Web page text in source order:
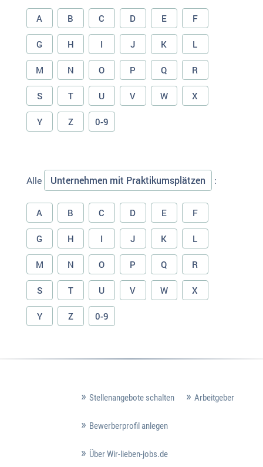
A B C D E F
G H I J K L
M N O P Q R
S T U V W X
Y Z 0-9
Alle Unternehmen mit Praktikumsplätzen :
A B C D E F
G H I J K L
M N O P Q R
S T U V W X
Y Z 0-9
Stellenangebote schalten Arbeitgeber
Bewerberprofil anlegen
Über Wir-lieben-jobs.de